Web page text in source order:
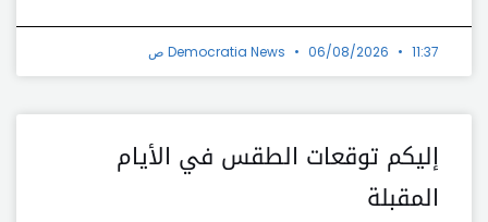
Democratia News 06/08/2026 11:37 ص
إليكم توقعات الطقس في الأيام
المقبلة